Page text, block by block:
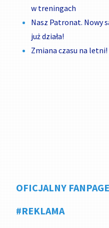
w treningach
Nasz Patronat. Nowy
już działa!
Zmiana czasu na
OFICJALNY FANPAGE
#REKLAMA